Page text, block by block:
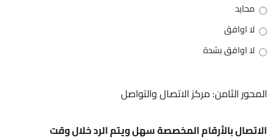
محايد
لا اوافق
لا اوافق بشدة
المحور الثامن: مركز الاتصال والتواصل
الاتصال بالأرقام المخصصة سهل ويتم الرد خلال وقت